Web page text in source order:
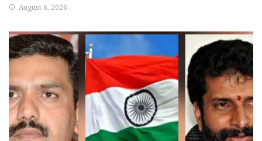
August 6, 2026